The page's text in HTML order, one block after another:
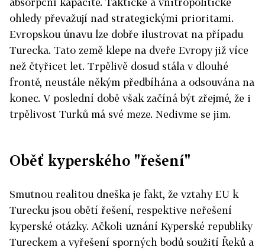
ohledy převažují nad strategickými prioritami.
Evropskou únavu lze dobře ilustrovat na případu
Turecka. Tato země klepe na dveře Evropy již více
než čtyřicet let. Trpělivě dosud stála v dlouhé
frontě, neustále někým předbíhána a odsouvána na
konec. V poslední době však začíná být zřejmé, že i
trpělivost Turků má své meze. Nedivme se jim.
Oběť kyperského "řešení"
Smutnou realitou dneška je fakt, že vztahy EU k
Turecku jsou obětí řešení, respektive neřešení
kyperské otázky. Ačkoli uznání Kyperské republiky
Tureckem a vyřešení sporných bodů soužití Řeků a